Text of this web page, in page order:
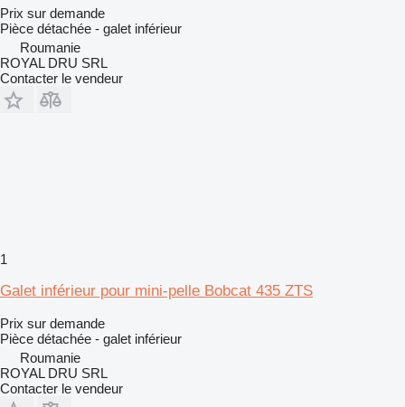
Prix sur demande
Pièce détachée - galet inférieur
Roumanie
ROYAL DRU SRL
Contacter le vendeur
1
Galet inférieur pour mini-pelle Bobcat 435 ZTS
Prix sur demande
Pièce détachée - galet inférieur
Roumanie
ROYAL DRU SRL
Contacter le vendeur